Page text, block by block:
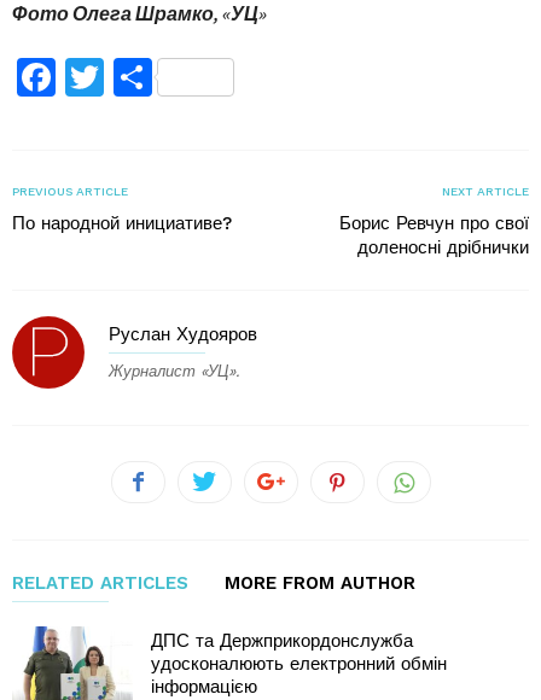
Фото Олега Шрамко, «УЦ»
Facebook
TwitterПоділитися
PREVIOUS ARTICLE
По народной инициативе?
NEXT ARTICLE
Борис Ревчун про свої
доленосні дрібнички
Руслан Худояров
Журналист «УЦ».
RELATED ARTICLES MORE FROM AUTHOR
ДПС та Держприкордонслужба
удосконалюють електронний обмін
інформацією